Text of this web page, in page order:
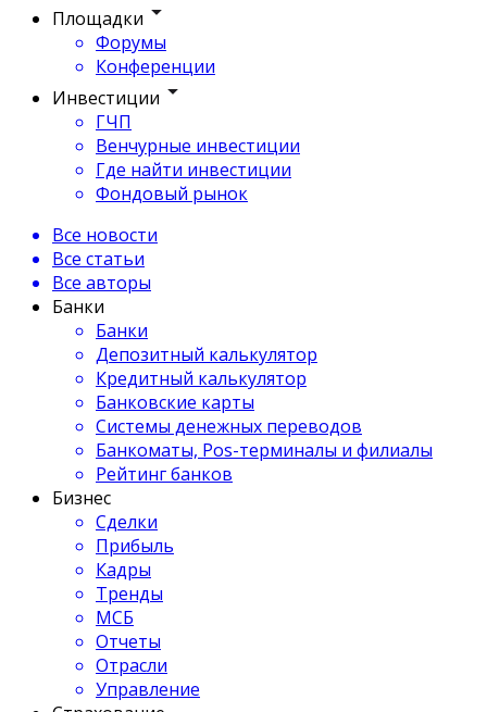
Площадки
Форумы
Конференции
Инвестиции
ГЧП
Венчурные инвестиции
Где найти инвестиции
Фондовый рынок
Все новости
Все статьи
Все авторы
Банки
Банки
Депозитный калькулятор
Кредитный калькулятор
Банковские карты
Системы денежных переводов
Банкоматы, Pos-терминалы и филиалы
Рейтинг банков
Бизнес
Сделки
Прибыль
Кадры
Тренды
МСБ
Отчеты
Отрасли
Управление